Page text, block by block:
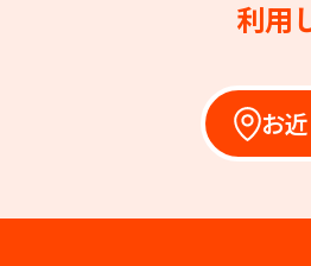
利用
お